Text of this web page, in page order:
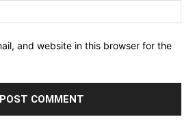
and website in this browser for the